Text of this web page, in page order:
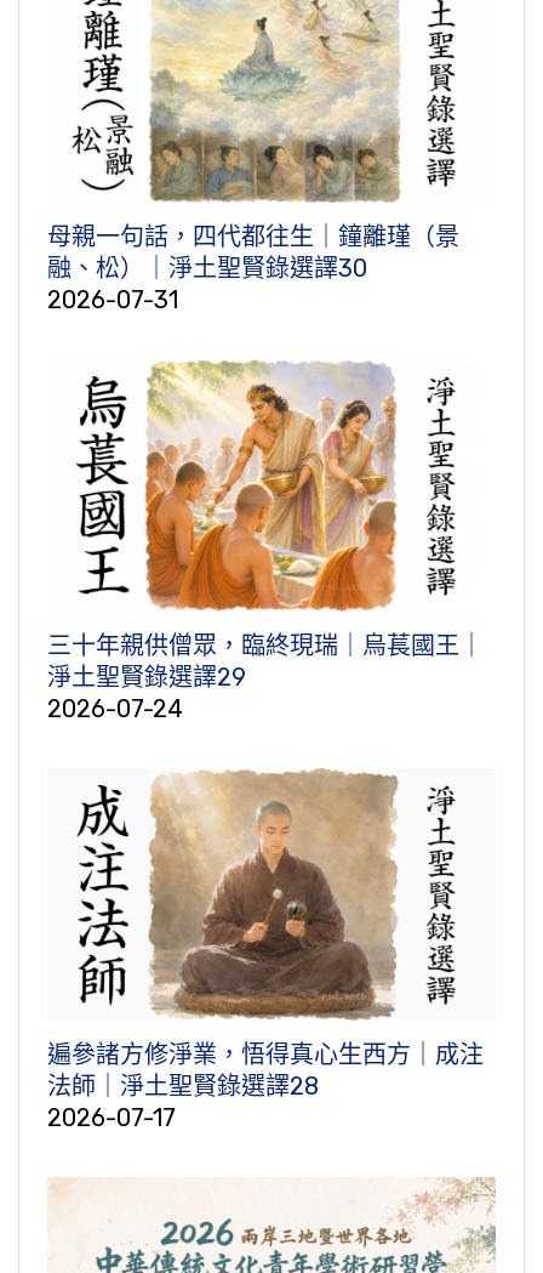
母親一句話，四代都往生｜鐘離瑾（景
融、松）｜淨土聖賢錄選譯30
2026-07-31
三十年親供僧眾，臨終現瑞｜烏萇國王｜
淨土聖賢錄選譯29
2026-07-24
遍參諸方修淨業，悟得真心生西方｜成注
法師｜淨土聖賢錄選譯28
2026-07-17